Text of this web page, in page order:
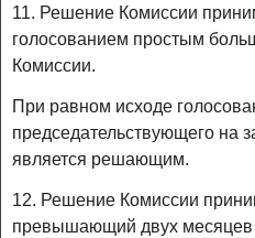
11. Решение Комиссии
голосованием простым
Комиссии.
При равном исходе
председательствующего на
является решающим.
12. Решение Комиссии
превышающий двух месяцев